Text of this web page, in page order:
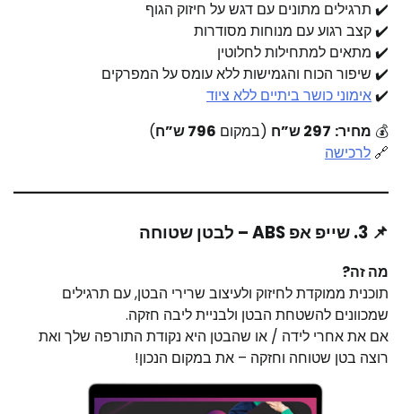
✔️ תרגילים מתונים עם דגש על חיזוק הגוף
✔️ קצב רגוע עם מנוחות מסודרות
✔️ מתאים למתחילות לחלוטין
✔️ שיפור הכוח והגמישות ללא עומס על המפרקים
✔️אימוני כושר ביתיים ללא ציוד
💰 מחיר: 297 ש”ח (במקום 796 ש”ח
)
🔗 לרכישה
📌 3. שייפ אפ ABS – לבטן שטוחה
מה זה?
תוכנית ממוקדת לחיזוק ולעיצוב שרירי הבטן, עם תרגילים
שמכוונים להשטחת הבטן ולבניית ליבה חזקה.
אם את אחרי לידה / או שהבטן היא נקודת התורפה שלך ואת
רוצה בטן שטוחה וחזקה – את במקום הנכון!